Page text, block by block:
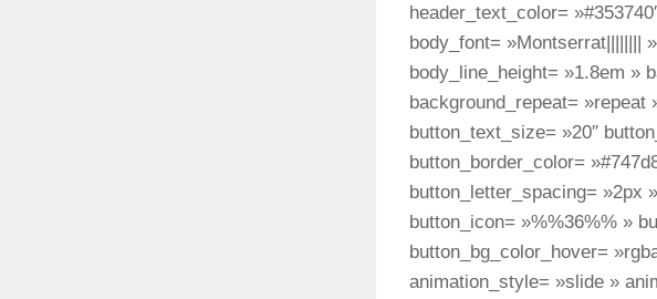
header_text_color=
body_font= »Montserrat||||||||
body_line_height= »1.8em »
background_repeat=
button_text_size= »20″
button_border_color=
button_letter_spacing= »2px
button_icon= »%%36%% »
button_bg_color_hover=
animation_style= »slide »